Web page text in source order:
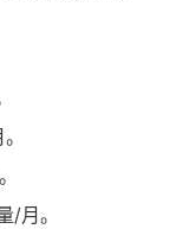
月。